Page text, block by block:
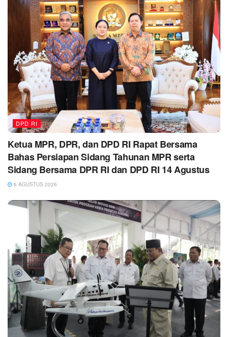
DPD RI
Ketua MPR, DPR, dan DPD RI Rapat Bersama
Bahas Persiapan Sidang Tahunan MPR serta
Sidang Bersama DPR RI dan DPD RI 14 Agustus
6 AGUSTUS 2026